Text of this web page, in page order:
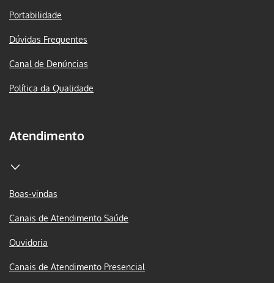
Portabilidade
Dúvidas Frequentes
Canal de Denúncias
Política da Qualidade
Atendimento
Boas-vindas
Canais de Atendimento Saúde
Ouvidoria
Canais de Atendimento Presencial